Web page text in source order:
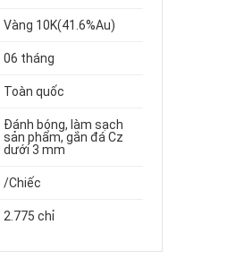
Vàng 10K(41.6%Au)
06 tháng
Toàn quốc
Đánh bóng, làm sạch
sản phẩm, gắn đá Cz
dưới 3 mm
/Chiếc
2.775 chỉ